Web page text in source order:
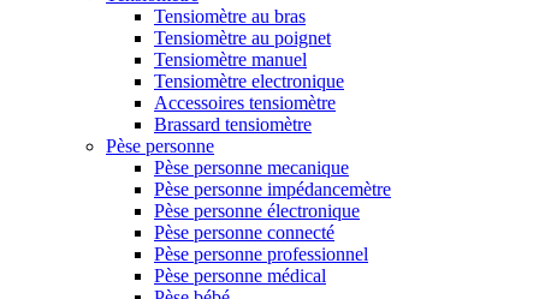
Tensiomètre au bras
Tensiomètre au poignet
Tensiomètre manuel
Tensiomètre electronique
Accessoires tensiomètre
Brassard tensiomètre
Pèse personne
Pèse personne mecanique
Pèse personne impédancemètre
Pèse personne électronique
Pèse personne connecté
Pèse personne professionnel
Pèse personne médical